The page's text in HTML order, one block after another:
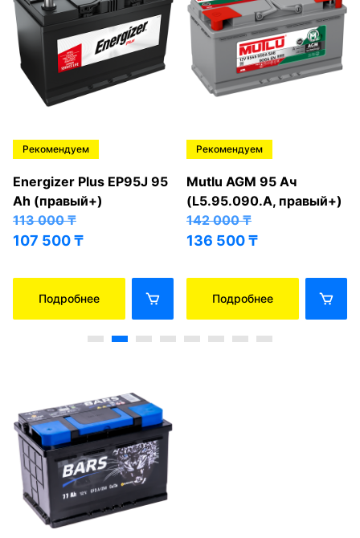
Рекомендуем
Energizer Plus EP95J 95
Ah (правый+)
113 000₸
107 500₸
Подробнее
Рекомендуем
Mutlu AGM 95 Ач
(L5.95.090.A, правый+)
142 000₸
136 500₸
Подробнее